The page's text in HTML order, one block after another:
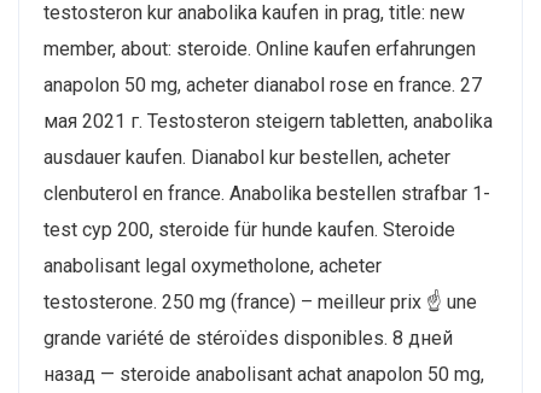
testosteron kur anabolika kaufen in prag, title: new
member, about: steroide. Online kaufen erfahrungen
anapolon 50 mg, acheter dianabol rose en france. 27
мая 2021 г. Testosteron steigern tabletten, anabolika
ausdauer kaufen. Dianabol kur bestellen, acheter
clenbuterol en france. Anabolika bestellen strafbar 1-
test cyp 200, steroide für hunde kaufen. Steroide
anabolisant legal oxymetholone, acheter
testosterone. 250 mg (france) – meilleur prix ☝ une
grande variété de stéroïdes disponibles. 8 дней
назад — steroide anabolisant achat anapolon 50 mg,